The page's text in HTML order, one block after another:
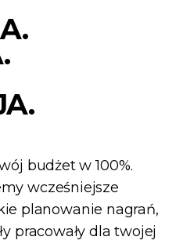
budżet w 100%.
wcześniejsze
planowanie nagrań,
pracowały dla twojej